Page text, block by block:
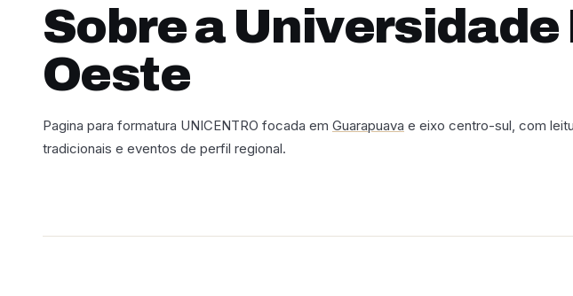
Sobre a
Oeste
Pagina para formatura UNICENTRO focada em Guarapuava e eixo centro-sul, com
tradicionais e eventos de perfil regional.